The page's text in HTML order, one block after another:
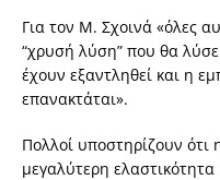
Για τον Μ. Σχοινά «όλες
“χρυσή λύση” που θα
έχουν εξαντληθεί και η
επανακτάται».
Πολλοί υποστηρίζουν ότι
μεγαλύτερη ελαστικότητα